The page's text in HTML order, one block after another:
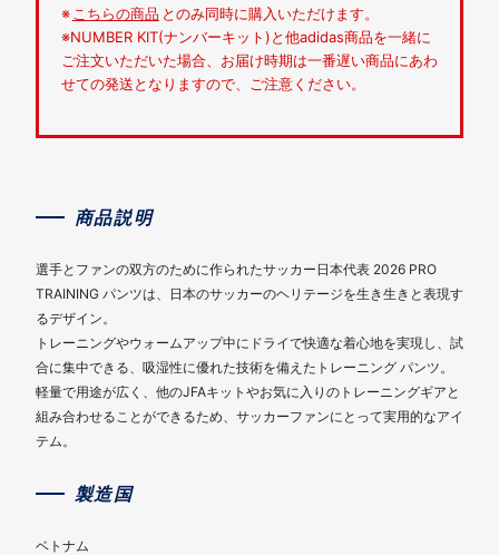
※ こちらの商品 とのみ同時に購入いただけます。
※NUMBER KIT(ナンバーキット)と他adidas商品を一緒に
ご注文いただいた場合、お届け時期は一番遅い商品にあわ
せての発送となりますので、ご注意ください。
商品説明
選手とファンの双方のために作られたサッカー日本代表 2026 PRO
TRAINING パンツは、日本のサッカーのヘリテージを生き生きと表現す
るデザイン。
トレーニングやウォームアップ中にドライで快適な着心地を実現し、試
合に集中できる、吸湿性に優れた技術を備えたトレーニング パンツ。
軽量で用途が広く、他のJFAキットやお気に入りのトレーニングギアと
組み合わせることができるため、サッカーファンにとって実用的なアイ
テム。
製造国
ベトナム